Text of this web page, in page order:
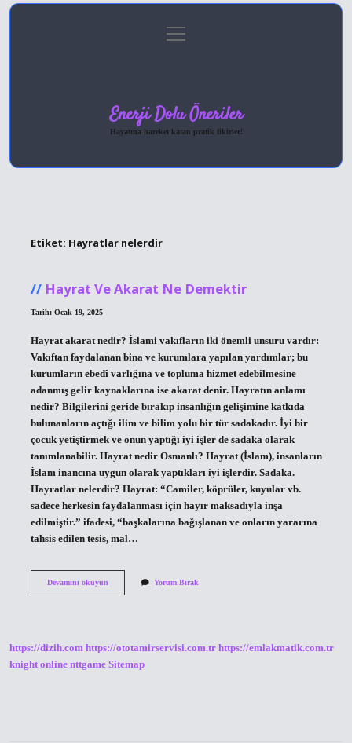
Gizlilik Politikası
menüyü
aç
Enerji Dolu Öneriler
Hayatına hareket katan pratik fikirler!
Etiket: Hayratlar nelerdir
Hayrat Ve Akarat Ne Demektir
Tarih: Ocak 19, 2025
Hayrat akarat nedir? İslami vakıfların iki önemli unsuru vardır:
Vakıftan faydalanan bina ve kurumlara yapılan yardımlar; bu
kurumların ebedî varlığına ve topluma hizmet edebilmesine
adanmış gelir kaynaklarına ise akarat denir. Hayratın anlamı
nedir? Bilgilerini geride bırakıp insanlığın gelişimine katkıda
bulunanların açtığı ilim ve bilim yolu bir tür sadakadır. İyi bir
çocuk yetiştirmek ve onun yaptığı iyi işler de sadaka olarak
tanımlanabilir. Hayrat nedir Osmanlı? Hayrat (İslam), insanların
İslam inancına uygun olarak yaptıkları iyi işlerdir. Sadaka.
Hayratlar nelerdir? Hayrat: “Camiler, köprüler, kuyular vb.
sadece herkesin faydalanması için hayır maksadıyla inşa
edilmiştir.” ifadesi, “başkalarına bağışlanan ve onların yararına
tahsis edilen tesis, mal…
Devamını okuyunHayrat
Yorum Bırak
https://dizih.com https://ototamirservisi.com.tr https://emlakmatik.com.tr
knight online nttgame Sitemap